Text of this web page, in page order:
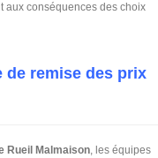
aux conséquences des choix
de remise des prix
Rueil Malmaison, les équipes